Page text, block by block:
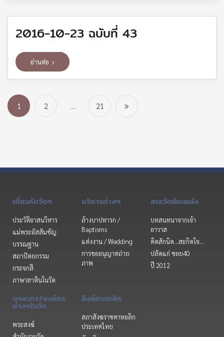
2016-10-23 ฉบับที่ 43
อ่านต่อ
1 2 … 21
เกี่ยวกับวัดฯ
ประวัติอาสนวิหาร
แม่พระอัสสัมชัญ
บรรณฐาน
สถาปัตยกรรม
กระจกสี
ภาษาลาตินในวัด
บริการต่างๆ
ล้างบาปทารก /
Baptisms
แต่งงาน / Wedding
การขออนุญาตถ่าย
ภาพ
สารวัดย้อนหลัง
บทสนทนาจากเจ้า
อาวาส
คิดสักนิด...สะกิดใจ...
ปลัดแก่ ซอย40
ปี 2012
บุคลากร/องค์กร
ต่างๆในวัด
พระสงฆ์
ลิงค์คาทอลิก
สภาสังฆราชคาทอลิก
ประเทศไทย